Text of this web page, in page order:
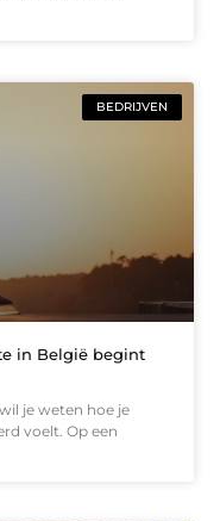
BEDRIJVEN
in België begint
je weten hoe je
voelt. Op een